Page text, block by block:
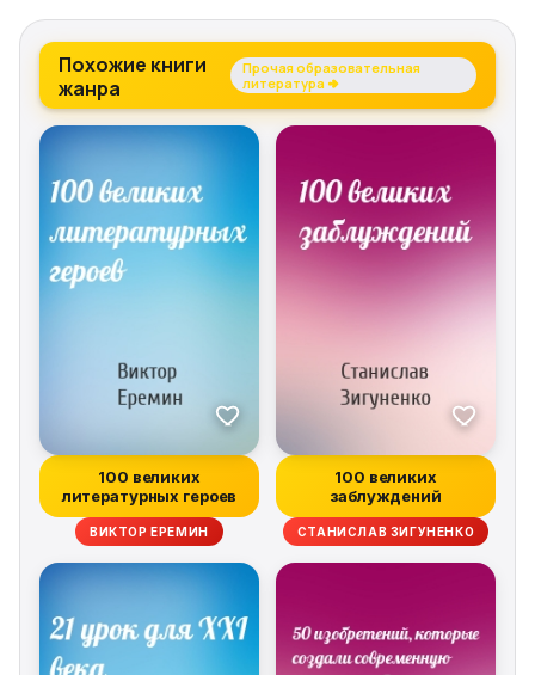
Похожие книги
жанра
Прочая образовательная
литература →
100 великих
литературных героев
ВИКТОР ЕРЕМИН
100 великих
заблуждений
СТАНИСЛАВ ЗИГУНЕНКО